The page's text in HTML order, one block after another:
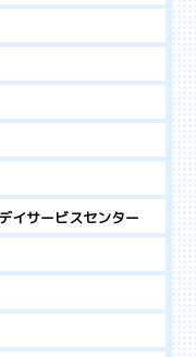
イサービスセンター